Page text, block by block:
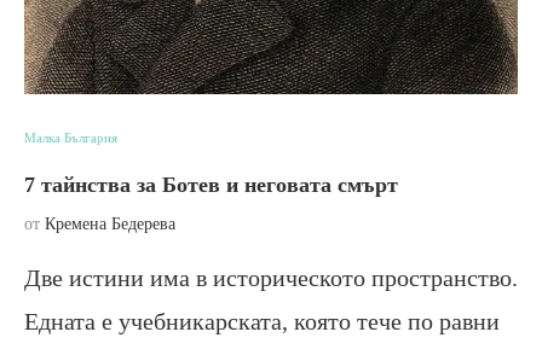
Малка България
7 тайнства за Ботев и неговата смърт
от Кремена Бедерева
Две истини има в историческото пространство.
Едната е учебникарската, която тече по равни